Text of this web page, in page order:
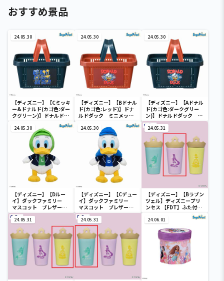
おすすめ景品
24.05.30
【ディズニー】【Cミッキ
ー&ドナルド(カゴ色:ダー
クグリーン)】ドナルドダ
ック ミニメッシュカゴ
24.05.30
【ディズニー】【Bドナル
ド(カゴ色:レッド)】ドナ
ルドダック ミニメッシ
24.05.30
【ディズニー】【Aドナル
ド(カゴ色:ダークグリー
ン)】ドナルドダック ミ
ニメッシュカゴ
24.05.30
【ディズニー】【Dルー
イ】ダックファミリー
マスコット ブレザーコ
スチューム
24.05.30
【ディズニー】【Cデュー
イ】ダックファミリー
マスコット ブレザーコ
スチューム
24.05.31
【ディズニー】【Bラプン
ツェル】ディズニープリ
ンセス 【FDT】ふた付き
24.05.31 24.05.31 24.06.01